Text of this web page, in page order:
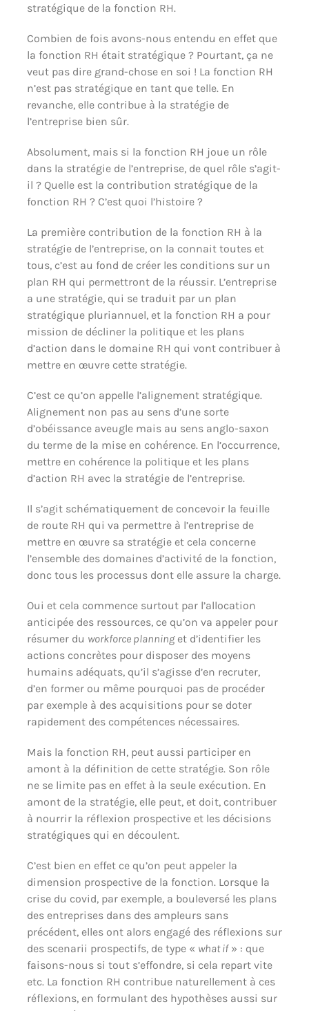
stratégique de la fonction RH.
Combien de fois avons-nous entendu en effet que
la fonction RH était stratégique ? Pourtant, ça ne
veut pas dire grand-chose en soi ! La fonction RH
n’est pas stratégique en tant que telle. En
revanche, elle contribue à la stratégie de
l’entreprise bien sûr.
Absolument, mais si la fonction RH joue un rôle
dans la stratégie de l’entreprise, de quel rôle s’agit-
il ? Quelle est la contribution stratégique de la
fonction RH ? C’est quoi l’histoire ?
La première contribution de la fonction RH à la
stratégie de l’entreprise, on la connait toutes et
tous, c’est au fond de créer les conditions sur un
plan RH qui permettront de la réussir. L’entreprise
a une stratégie, qui se traduit par un plan
stratégique pluriannuel, et la fonction RH a pour
mission de décliner la politique et les plans
d’action dans le domaine RH qui vont contribuer à
mettre en œuvre cette stratégie.
C’est ce qu’on appelle l’alignement stratégique.
Alignement non pas au sens d’une sorte
d’obéissance aveugle mais au sens anglo-saxon
du terme de la mise en cohérence. En l’occurrence,
mettre en cohérence la politique et les plans
d’action RH avec la stratégie de l’entreprise.
Il s’agit schématiquement de concevoir la feuille
de route RH qui va permettre à l’entreprise de
mettre en œuvre sa stratégie et cela concerne
l’ensemble des domaines d’activité de la fonction,
donc tous les processus dont elle assure la charge.
Oui et cela commence surtout par l’allocation
anticipée des ressources, ce qu’on va appeler pour
résumer du workforce planninget d’identifier les
actions concrètes pour disposer des moyens
humains adéquats, qu’il s’agisse d’en recruter,
d’en former ou même pourquoi pas de procéder
par exemple à des acquisitions pour se doter
rapidement des compétences nécessaires.
Mais la fonction RH, peut aussi participer en
amont à la définition de cette stratégie. Son rôle
ne se limite pas en effet à la seule exécution. En
amont de la stratégie, elle peut, et doit, contribuer
à nourrir la réflexion prospective et les décisions
stratégiques qui en découlent.
C’est bien en effet ce qu’on peut appeler la
dimension prospective de la fonction. Lorsque la
crise du covid, par exemple, a bouleversé les plans
des entreprises dans des ampleurs sans
précédent, elles ont alors engagé des réflexions sur
des scenarii prospectifs, de type « what if» : que
faisons-nous si tout s’effondre, si cela repart vite
etc. La fonction RH contribue naturellement à ces
réflexions, en formulant des hypothèses aussi sur